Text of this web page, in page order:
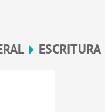
ESCRITURA